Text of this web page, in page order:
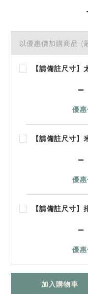
以優惠價加購商品 (
【請備註尺寸】
優
【請備註尺寸
優
【請備註尺寸
優
加入購物車